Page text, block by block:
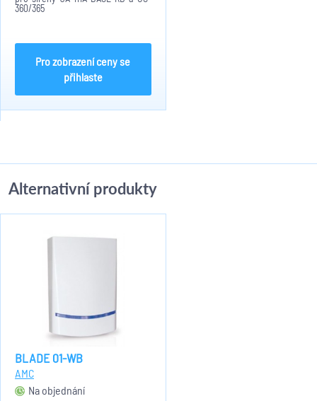
360/365
Pro zobrazení ceny se
přihlaste
Alternativní produkty
BLADE 01-WB
AMC
Na objednání